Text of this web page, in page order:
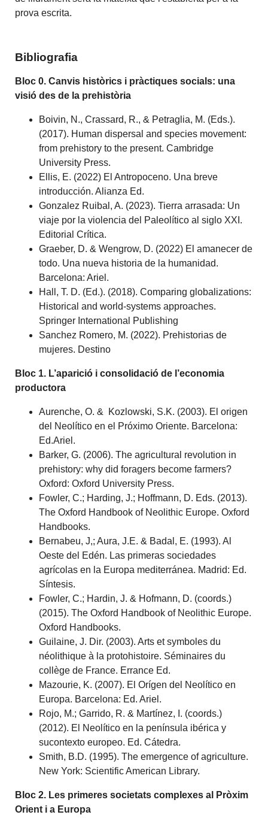
prova escrita.
Bibliografia
Bloc 0.Canvis històrics i pràctiques socials: una
visió des de la prehistòria
Boivin, N., Crassard, R., & Petraglia, M. (Eds.).
(2017). Human dispersal and species movement:
from prehistory to the present. Cambridge
University Press.
Ellis, E. (2022) El Antropoceno. Una breve
introducción. Alianza Ed.
Gonzalez Ruibal, A. (2023). Tierra arrasada: Un
viaje por la violencia del Paleolítico al siglo XXI.
Editorial Crítica.
Graeber, D. & Wengrow, D. (2022) El amanecer de
todo. Una nueva historia de la humanidad.
Barcelona: Ariel.
Hall, T. D. (Ed.). (2018). Comparing globalizations:
Historical and world-systems approaches.
Springer International Publishing
Sanchez Romero, M. (2022). Prehistorias de
mujeres. Destino
Bloc 1. L’aparició i consolidació de l’economia
productora
Aurenche, O. & Kozlowski, S.K. (2003). El origen
del Neolítico en el Próximo Oriente. Barcelona:
Ed.Ariel.
Barker, G. (2006). The agricultural revolution in
prehistory: why did foragers become farmers?
Oxford: Oxford University Press.
Fowler, C.; Harding, J.; Hoffmann, D. Eds. (2013).
The Oxford Handbook of Neolithic Europe. Oxford
Handbooks.
Bernabeu, J,; Aura, J.E. & Badal, E. (1993). Al
Oeste del Edén. Las primeras sociedades
agrícolas en la Europa mediterránea. Madrid: Ed.
Síntesis.
Fowler, C.; Hardin, J. & Hofmann, D. (coords.)
(2015). The Oxford Handbook of Neolithic Europe.
Oxford Handbooks.
Guilaine, J. Dir. (2003). Arts et symboles du
néolithique à la protohistoire. Séminaires du
collège de France. Errance Ed.
Mazourie, K. (2007). El Orígen del Neolítico en
Europa. Barcelona: Ed. Ariel.
Rojo, M.; Garrido, R. & Martínez, I. (coords.)
(2012). El Neolítico en la península ibérica y
sucontexto europeo. Ed. Cátedra.
Smith, B.D. (1995). The emergence of agriculture.
New York: Scientific American Library.
Bloc 2. Les primeres societats complexes al Pròxim
Orient i a Europa